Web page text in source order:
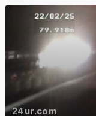
24ur.com